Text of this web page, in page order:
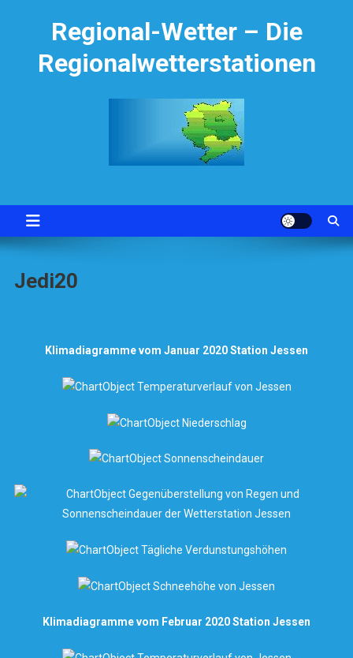
Regional-Wetter – Die
Regionalwetterstationen
Jedi20
Klimadiagramme vom Januar 2020 Station Jessen
Klimadiagramme vom Februar 2020 Station Jessen